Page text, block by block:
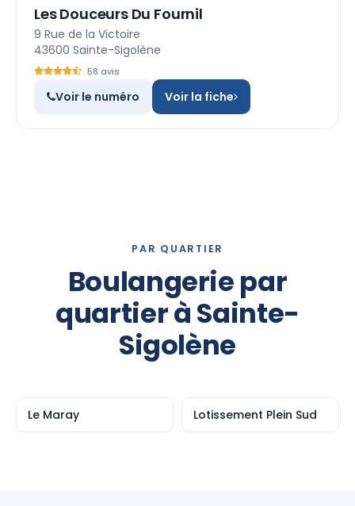
Les Douceurs Du Fournil
9 Rue de la Victoire
43600 Sainte-Sigolène
58 avis
Voir le numéro Voir la fiche
PAR QUARTIER
Boulangerie par
quartier à Sainte-
Sigolène
Le Maray Lotissement Plein Sud